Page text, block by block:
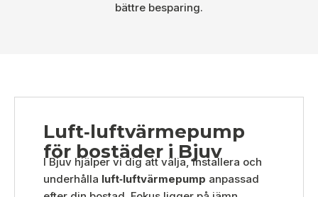
bättre besparing.
Luft‑luftvärmepump
för bostäder i Bjuv
I Bjuv hjälper vi dig att välja, installera och
underhålla luft‑luftvärmepump anpassad